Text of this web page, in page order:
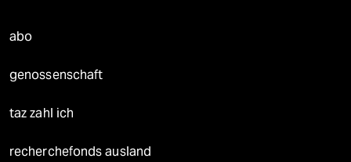
abo
genossenschaft
taz zahl ich
recherchefonds ausland